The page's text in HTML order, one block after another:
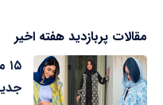
مقالات پربازدید هفته اخیر